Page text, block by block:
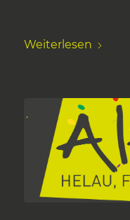
Weiterlesen